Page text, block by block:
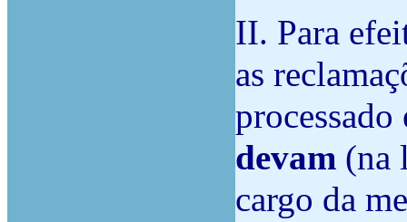
II. Para
as
processado
devam (na
cargo da